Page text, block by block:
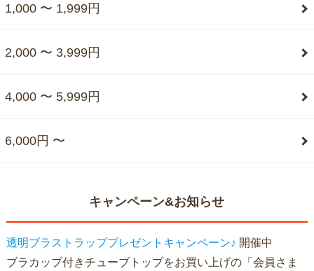
1,000 〜 1,999円
2,000 〜 3,999円
4,000 〜 5,999円
6,000円 〜
キャンペーン&お知らせ
透明ブラストラッププレゼントキャンペーン♪ 開催中
ブラカップ付きチューブトップをお買い上げの「会員さま